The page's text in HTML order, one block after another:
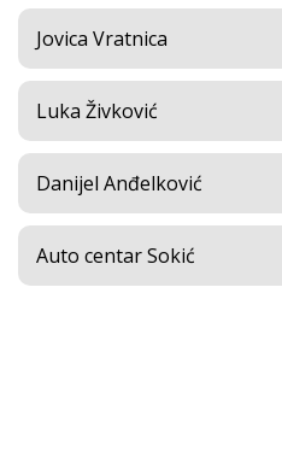
Jovica Vratnica
Luka Živković
Danijel Anđelković
Auto centar Sokić